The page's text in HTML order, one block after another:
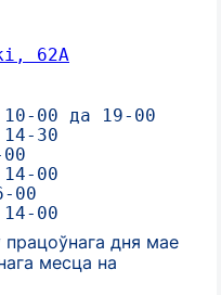
62А
10-00 да 19-00
30
00
00
00
працоўнага дня мае
месца на